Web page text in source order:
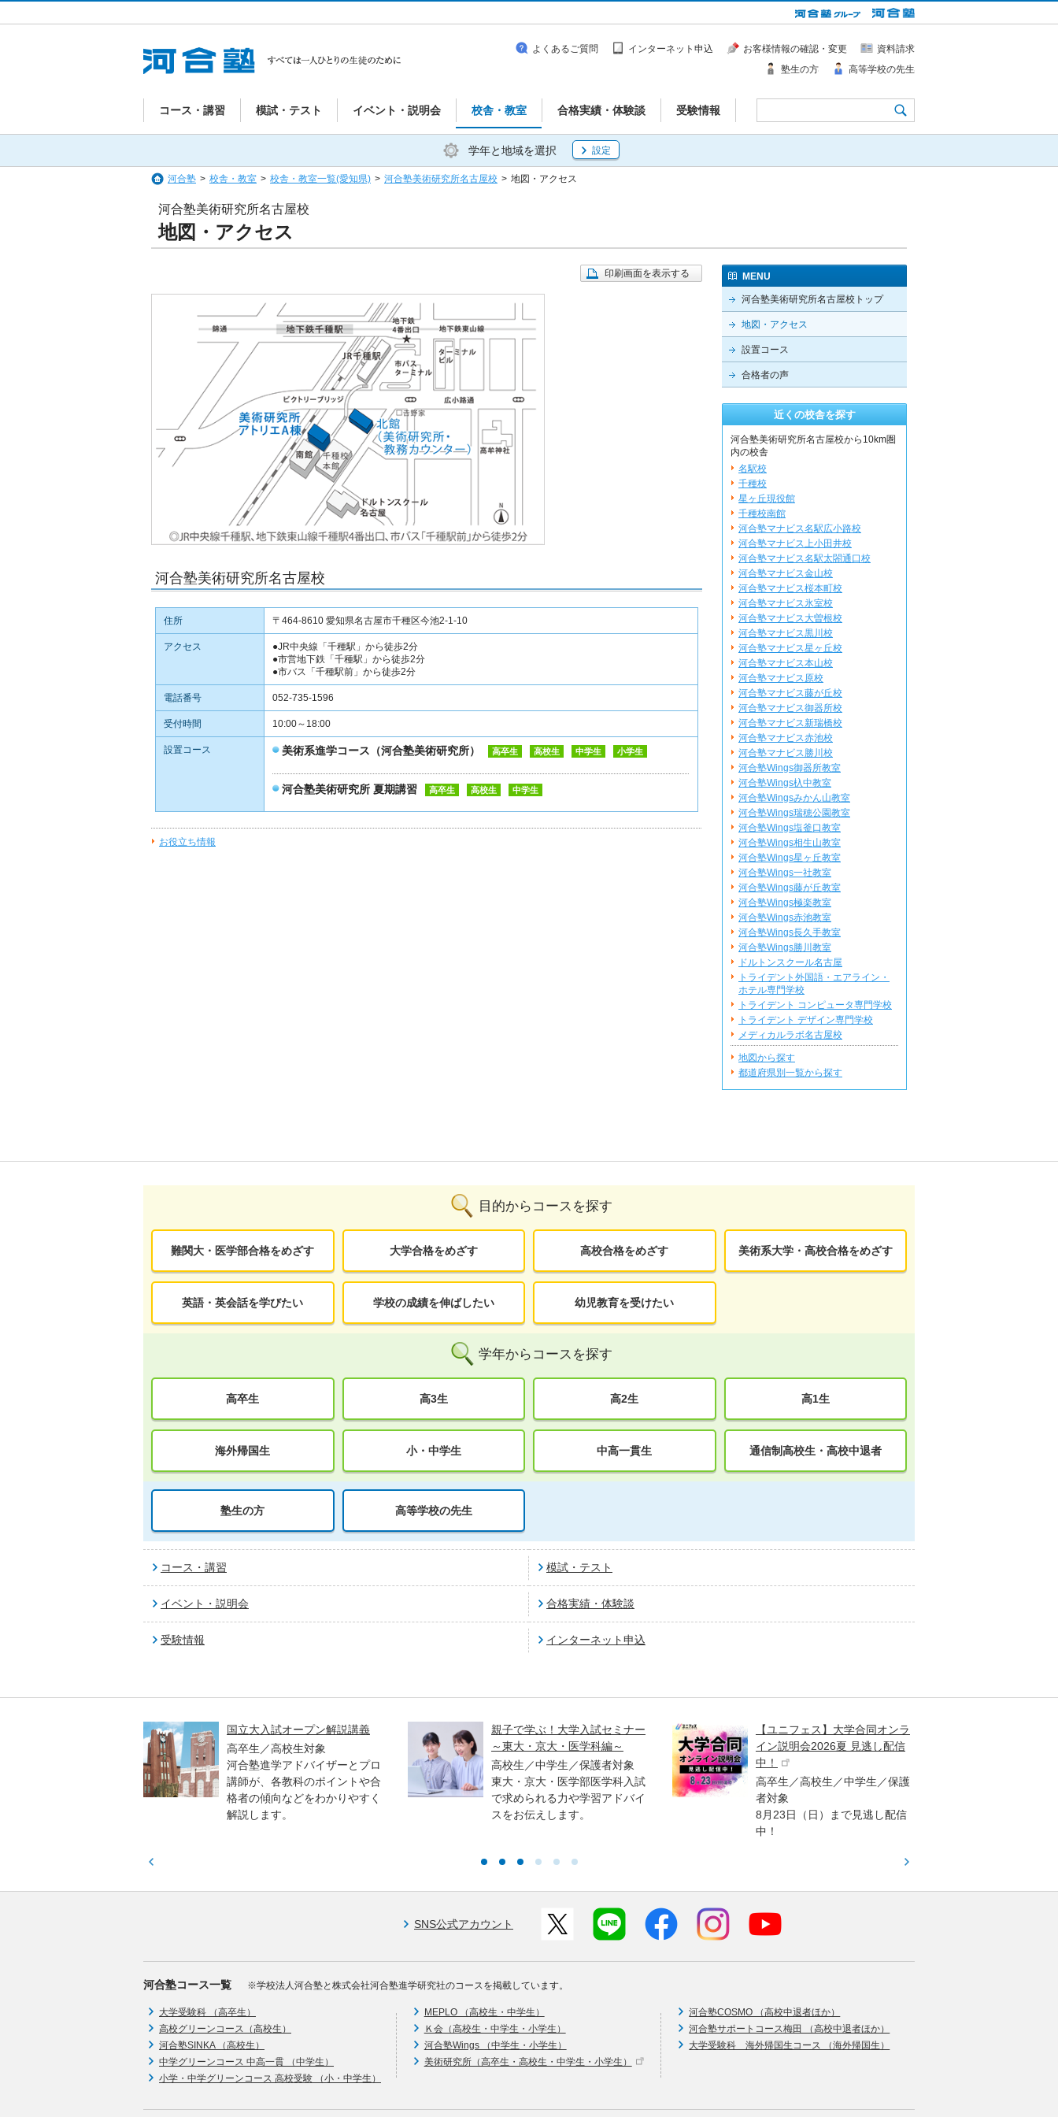
コース・講習 模試・テスト イベント・説明会 校舎・教室 合格実績・体験談 受験情報
よくあるご質問 インターネット申込 お客様情報の確認・変更
資料請求
塾生の方
高等学校の先生
学年と地域を選択 設定
河合塾 > 校舎・教室 > 校舎・教室一覧(愛知県) > 河合塾美術研究所名古屋校 > 地図・アクセス
地図・アクセス
河合塾美術研究所名古屋校
印刷画面を表示する
河合塾美術研究所名古屋校
住所 〒464-8610 愛知県名古屋市千種区今池2-1-10
アクセス
●JR中央線「千種駅」から徒歩2分
●市営地下鉄「千種駅」から徒歩2分
●市バス「千種駅前」から徒歩2分
電話番号 052-735-1596
受付時間 10:00～18:00
設置コース 美術系進学コース（河合塾美術研究所） 高卒生 高校生 中学生 小学生
河合塾美術研究所 夏期講習 高卒生 高校生 中学生
お役立ち情報
MENU
河合塾美術研究所名古屋校トップ
地図・アクセス
設置コース
合格者の声
近くの校舎を探す
河合塾美術研究所名古屋校から10km圏
内の校舎
名駅校
千種校
星ヶ丘現役館
千種校南館
河合塾マナビス名駅広小路校
河合塾マナビス上小田井校
河合塾マナビス名駅太閤通口校
河合塾マナビス金山校
河合塾マナビス桜本町校
河合塾マナビス氷室校
河合塾マナビス大曽根校
河合塾マナビス黒川校
河合塾マナビス星ヶ丘校
河合塾マナビス本山校
河合塾マナビス原校
河合塾マナビス藤が丘校
河合塾マナビス御器所校
河合塾マナビス新瑞橋校
河合塾マナビス赤池校
河合塾マナビス勝川校
河合塾Wings御器所教室
河合塾Wings杁中教室
河合塾Wingsみかん山教室
河合塾Wings瑞穂公園教室
河合塾Wings塩釜口教室
河合塾Wings相生山教室
河合塾Wings星ヶ丘教室
河合塾Wings一社教室
河合塾Wings藤が丘教室
河合塾Wings極楽教室
河合塾Wings赤池教室
河合塾Wings長久手教室
河合塾Wings勝川教室
ドルトンスクール名古屋
トライデント外国語・エアライン・
ホテル専門学校
トライデント コンピュータ専門学校
トライデント デザイン専門学校
メディカルラボ名古屋校
地図から探す
都道府県別一覧から探す
目的からコースを探す
難関大・医学部合格をめざす 大学合格をめざす 高校合格をめざす 美術系大学・高校合格をめざす
英語・英会話を学びたい 学校の成績を伸ばしたい 幼児教育を受けたい
学年からコースを探す
高卒生 高3生 高2生 高1生
海外帰国生 小・中学生 中高一貫生 通信制高校生・高校中退者
塾生の方 高等学校の先生
コース・講習 模試・テスト
イベント・説明会 合格実績・体験談
受験情報 インターネット申込
国立大入試オープン解説講義
高卒生／高校生対象
河合塾進学アドバイザーとプロ
講師が、各教科のポイントや合
格者の傾向などをわかりやすく
解説します。
親子で学ぶ！大学入試セミナー
～東大・京大・医学科編～
高校生／中学生／保護者対象
東大・京大・医学部医学科入試
で求められる力や学習アドバイ
スをお伝えします。
【ユニフェス】大学合同オンラ
イン説明会2026夏 見逃し配信
中！
高卒生／高校生／中学生／保護
者対象
8月23日（日）まで見逃し配信
中！
SNS公式アカウント
河合塾コース一覧 ※学校法人河合塾と株式会社河合塾進学研究社のコースを掲載しています。
大学受験科 （高卒生）
高校グリーンコース（高校生）
河合塾SINKA （高校生）
中学グリーンコース 中高一貫 （中学生）
小学・中学グリーンコース 高校受験 （小・中学生）
MEPLO （高校生・中学生）
Ｋ会（高校生・中学生・小学生）
河合塾Wings （中学生・小学生）
美術研究所（高卒生・高校生・中学生・小学生）
河合塾COSMO （高校中退者ほか）
河合塾サポートコース梅田 （高校中退者ほか）
大学受験科 海外帰国生コース （海外帰国生）